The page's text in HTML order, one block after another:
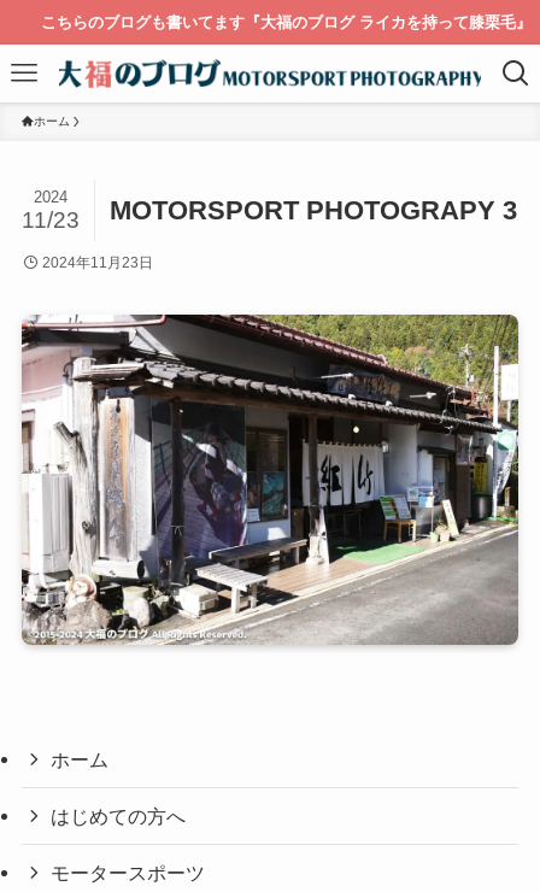
こちらのブログも書いてます『大福のブログ ライカを持って膝栗毛』
ホーム
MOTORSPORT PHOTOGRAPY 3
2024
11/23
2024年11月23日
ホーム
はじめての方へ
モータースポーツ